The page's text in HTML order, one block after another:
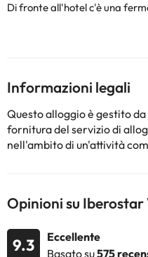
Di fronte all'hotel c'è una
Camminando raggiungerete
sono negozi e la discoteca
un edificio annesso a 3 piani
e 53 appartamenti. Dispone di
reception, cambio valuta,
parrucchiere, bar, piano bar
con seggioloni per bambini.
servizio di lavanderia e
cavo, radio, angolo cottura,
piastrellato, aria
centralizzato, cassetta di
o terrazza.
Informazioni legali
Questo alloggio è gestito
fornitura del servizio di
nell'ambito di un'attività
Opinioni su Iberostar
9.3
Eccellente
Basato su575